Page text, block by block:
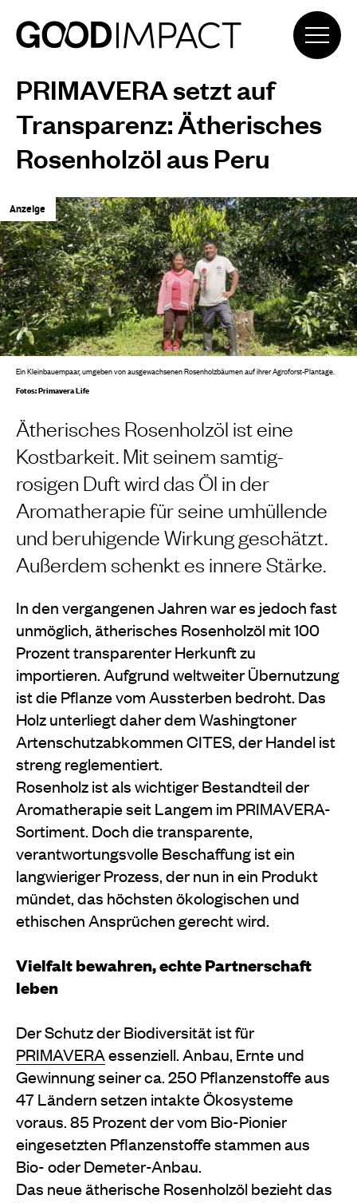
PRIMAVERA setzt auf
Transparenz: Ätherisches
Rosenholzöl aus Peru
Anzeige
Ätherisches Rosenholzöl ist eine
Kostbarkeit. Mit seinem samtig-
rosigen Duft wird das Öl in der
Aromatherapie für seine umhüllende
und beruhigende Wirkung geschätzt.
Außerdem schenkt es innere Stärke.
In den vergangenen Jahren war es jedoch fast
unmöglich, ätherisches Rosenholzöl mit 100
Prozent transparenter Herkunft zu
importieren. Aufgrund weltweiter Übernutzung
ist die Pflanze vom Aussterben bedroht. Das
Holz unterliegt daher dem Washingtoner
Artenschutzabkommen CITES, der Handel ist
streng reglementiert.
Rosenholz ist als wichtiger Bestandteil der
Aromatherapie seit Langem im PRIMAVERA-
Sortiment. Doch die transparente,
verantwortungsvolle Beschaffung ist ein
langwieriger Prozess, der nun in ein Produkt
mündet, das höchsten ökologischen und
ethischen Ansprüchen gerecht wird.
Vielfalt bewahren, echte Partnerschaft
leben
Der Schutz der Biodiversität ist für
PRIMAVERAessenziell. Anbau, Ernte und
Gewinnung seiner ca. 250 Pflanzenstoffe aus
47 Ländern setzen intakte Ökosysteme
voraus. 85 Prozent der vom Bio-Pionier
eingesetzten Pflanzenstoffe stammen aus
Bio- oder Demeter-Anbau.
Das neue ätherische Rosenholzöl bezieht das
Ein Kleinbauernpaar, umgeben von ausgewachsenen Rosenholzbäumen auf ihrer Agroforst-Plantage.
Fotos: Primavera Life